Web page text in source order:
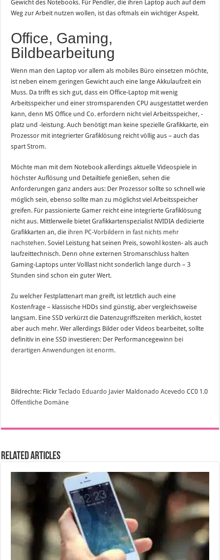
Gewicht des Notebooks. Für Pendler, die ihren Laptop auch auf dem
Weg zur Arbeit nutzen wollen, ist das oftmals ein wichtiger Aspekt.
Office, Gaming,
Bildbearbeitung
Wenn man den Laptop vor allem als mobiles Büro einsetzen möchte,
ist neben einem geringen Gewicht auch eine lange Akkulaufzeit ein
Muss. Da trifft es sich gut, dass ein Office-Laptop mit wenig
Arbeitsspeicher und einer stromsparenden CPU ausgestattet werden
kann, denn MS Office und Co. erfordern nicht viel Arbeitsspeicher, -
platz und -leistung. Auch benötigt man keine spezielle Grafikkarte, ein
Prozessor mit integrierter Grafiklösung reicht völlig aus – auch das
spart Strom.
Möchte man mit dem Notebook allerdings aktuelle Videospiele in
höchster Auflösung und Detailtiefe genießen, sehen die
Anforderungen ganz anders aus: Der Prozessor sollte so schnell wie
möglich sein, ebenso sollte man zu möglichst viel Arbeitsspeicher
greifen. Für passionierte Gamer reicht eine integrierte Grafiklösung
nicht aus. Mittlerweile bietet Grafikkartenspezialist NVIDIA dedizierte
Grafikkarten an, die ihren PC-Vorbildern in fast nichts mehr
nachstehen. Soviel Leistung hat seinen Preis, sowohl kosten- als auch
laufzeittechnisch. Denn ohne externen Stromanschluss halten
Gaming-Laptops unter Volllast nicht sonderlich lange durch – 3
Stunden sind schon ein guter Wert.
Zu welcher Festplattenart man greift, ist letztlich auch eine
Kostenfrage – klassische HDDs sind günstig, aber vergleichsweise
langsam. Eine SSD verkürzt die Datenzugriffszeiten merklich, kostet
aber auch mehr. Wer allerdings Bilder oder Videos bearbeitet, sollte
definitiv in eine SSD investieren: Der Performancegewinn bei
derartigen Anwendungen ist enorm.
Bildrechte: FlickrTeclado Eduardo Javier Maldonado Acevedo CC0 1.0
Öffentliche Domäne
Related Articles